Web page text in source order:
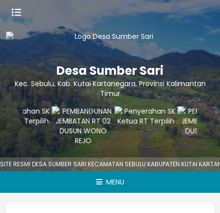
Desa Sumber Sari
Kec. Sebulu, Kab. Kutai Kartanegara, Provinsi Kalimantan
Timur
RESMI DESA SUMBER SARI KECAMATAN SEBULU KABUPATEN KUTAI
MENU